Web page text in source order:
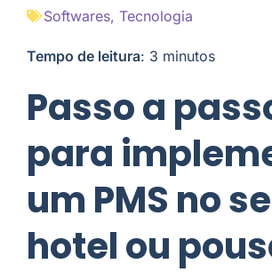
Softwares, Tecnologia
Tempo de leitura: 3 minutos
Passo a
para
um PMS no
hotel ou